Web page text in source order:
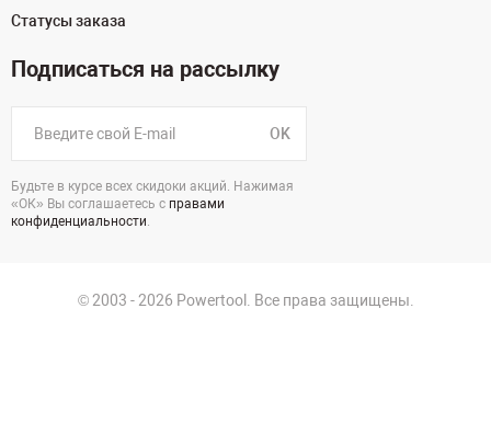
Статусы заказа
Подписаться на рассылку
OK
Будьте в курсе всех скидоки акций. Нажимая
«ОК» Вы соглашаетесь с правами
конфиденциальности.
© 2003 - 2026 Powertool. Все права защищены.